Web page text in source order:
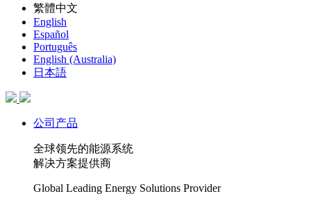
繁體中文
English
Español
Português
English (Australia)
日本語
公司产品
全球领先的能源系统
解决方案提供商
Global Leading Energy Solutions Provider